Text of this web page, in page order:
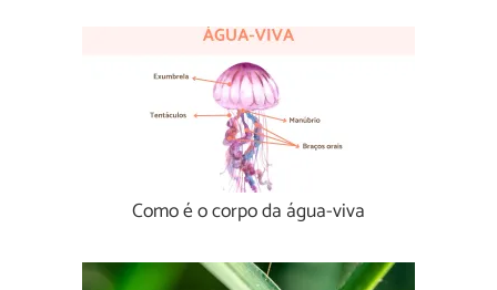
Como é o corpo da água-viva